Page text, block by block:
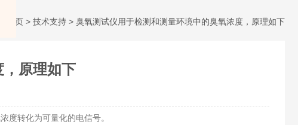
首页 > 技术支持 > 臭氧测试仪用于检测和测量环境中的臭氧浓度，原理如下
原理如下
转化为可量化的电信号。